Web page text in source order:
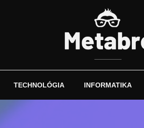
TECHNOLÓGIA INFORMATIKA